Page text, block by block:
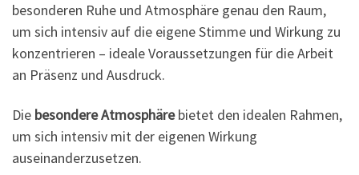
besonderen Ruhe und Atmosphäre genau den Raum,
um sich intensiv auf die eigene Stimme und Wirkung zu
konzentrieren – ideale Voraussetzungen für die Arbeit
an Präsenz und Ausdruck.
Die besondere Atmosphärebietet den idealen Rahmen,
um sich intensiv mit der eigenen Wirkung
auseinanderzusetzen.